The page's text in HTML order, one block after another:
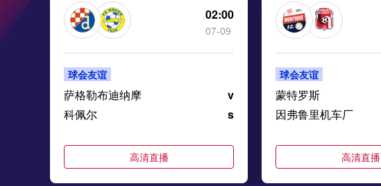
02:00
07-09
球会友谊
萨格勒布迪纳摩
v
科佩尔
s
高清直播
球会友谊
蒙特罗斯
因弗鲁里机车厂
高清直播